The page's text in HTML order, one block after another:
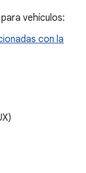
vehículos:
con la